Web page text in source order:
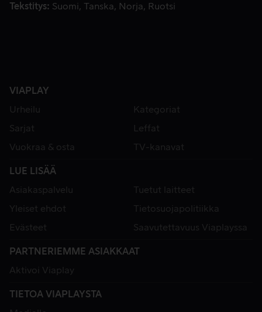
Tekstitys
Suomi Tanska Norja Ruotsi
VIAPLAY
Urheilu
Kategoriat
Sarjat
Leffat
Vuokraa & osta
TV-kanavat
LUE LISÄÄ
Asiakaspalvelu
Tuetut laitteet
Yleiset ehdot
Tietosuojapolitiikka
Evästeet
Saavutettavuus Viaplayssa
PARTNERIEMME ASIAKKAAT
Aktivoi Viaplay
TIETOA VIAPLAYSTA